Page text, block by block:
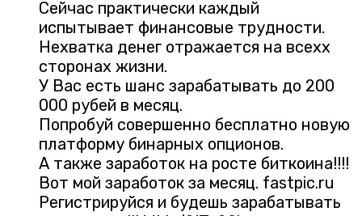
Сейчас практически каждый
испытывает финансовые трудности.
Нехватка денег отражается на всехх
сторонах жизни.
У Вас есть шанс зарабатывать до 200
000 рубей в месяц.
Попробуй совершенно бесплатно новую
платформу бинарных опционов.
А также заработок на росте биткоина!!!!
Вот мой заработок за месяц. fastpic.ru
Регистрируйся и будешь зарабатывать